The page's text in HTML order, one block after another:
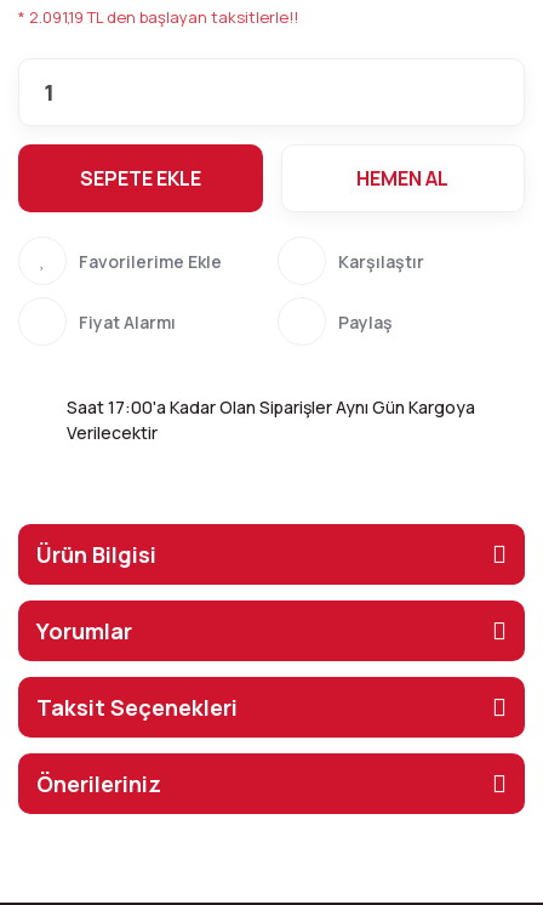
* 2.091,19 TL den başlayan taksitlerle!!
SEPETE EKLE HEMEN AL
Karşılaştır
Fiyat Alarmı Paylaş
Saat 17:00'a Kadar Olan Siparişler Aynı Gün Kargoya
Verilecektir
Ürün Bilgisi
Yorumlar
Taksit Seçenekleri
Önerileriniz